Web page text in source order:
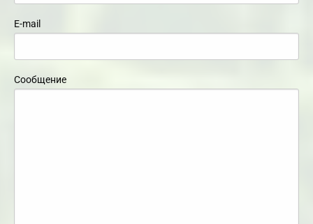
E-mail
Сообщение